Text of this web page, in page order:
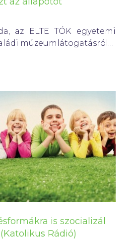
az ELTE TÓK egyetemi
múzeumlátogatásról…
is szocializál
Rádió)